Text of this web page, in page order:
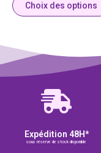
Choix des options
Expédition 48H*
sous réserve de stock disponible